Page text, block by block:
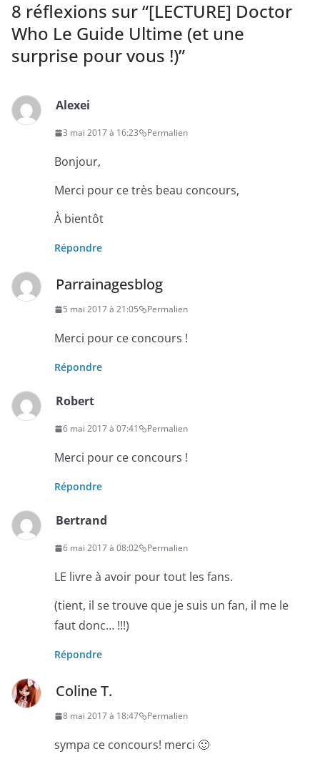
8 réflexions sur “[LECTURE] Doctor
Who Le Guide Ultime (et une
surprise pour vous !)”
Alexei
3 mai 2017 à 16:23 Permalien
Bonjour,
Merci pour ce très beau concours,
À bientôt
Répondre
Parrainagesblog
5 mai 2017 à 21:05 Permalien
Merci pour ce concours !
Répondre
Robert
6 mai 2017 à 07:41 Permalien
Merci pour ce concours !
Répondre
Bertrand
6 mai 2017 à 08:02 Permalien
LE livre à avoir pour tout les fans.
(tient, il se trouve que je suis un fan, il me le
faut donc… !!!)
Répondre
Coline T.
8 mai 2017 à 18:47 Permalien
sympa ce concours! merci 🙂